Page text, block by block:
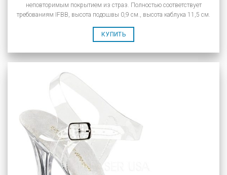
неповторимым покрытием из страз. Полностью соответствует
требованиям IFBB, высота подошвы 0,9 см., высота каблука 11,5 см.
КУПИТЬ